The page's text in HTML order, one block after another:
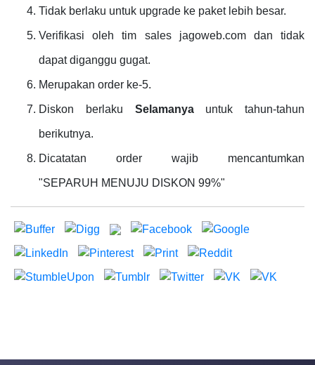
Tidak berlaku untuk upgrade ke paket lebih besar.
Verifikasi oleh tim sales jagoweb.com dan tidak
dapat diganggu gugat.
Merupakan order ke-5.
Diskon berlaku Selamanyauntuk tahun-tahun
berikutnya.
Dicatatan order wajib mencantumkan
"SEPARUH MENUJU DISKON 99%"